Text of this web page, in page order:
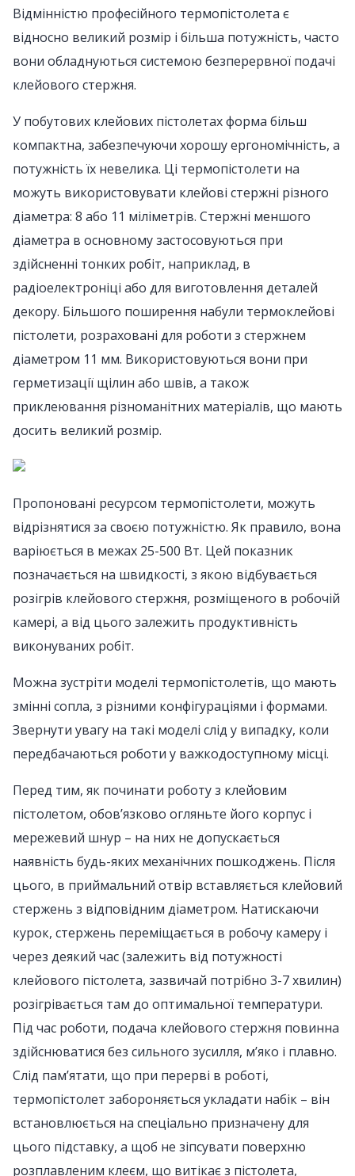
Відмінністю професійного термопістолета є
відносно великий розмір і більша потужність, часто
вони обладнуються системою безперервної подачі
клейового стержня.
У побутових клейових пістолетах форма більш
компактна, забезпечуючи хорошу ергономічність, а
потужність їх невелика. Ці термопістолети на
можуть використовувати клейові стержні різного
діаметра: 8 або 11 міліметрів. Стержні меншого
діаметра в основному застосовуються при
здійсненні тонких робіт, наприклад, в
радіоелектроніці або для виготовлення деталей
декору. Більшого поширення набули термоклейові
пістолети, розраховані для роботи з стержнем
діаметром 11 мм. Використовуються вони при
герметизації щілин або швів, а також
приклеювання різноманітних матеріалів, що мають
досить великий розмір.
Пропоновані ресурсом термопістолети, можуть
відрізнятися за своєю потужністю. Як правило, вона
варіюється в межах 25-500 Вт. Цей показник
позначається на швидкості, з якою відбувається
розігрів клейового стержня, розміщеного в робочій
камері, а від цього залежить продуктивність
виконуваних робіт.
Можна зустріти моделі термопістолетів, що мають
змінні сопла, з різними конфігураціями і формами.
Звернути увагу на такі моделі слід у випадку, коли
передбачаються роботи у важкодоступному місці.
Перед тим, як починати роботу з клейовим
пістолетом, обов’язково огляньте його корпус і
мережевий шнур – на них не допускається
наявність будь-яких механічних пошкоджень. Після
цього, в приймальний отвір вставляється клейовий
стержень з відповідним діаметром. Натискаючи
курок, стержень переміщається в робочу камеру і
через деякий час (залежить від потужності
клейового пістолета, зазвичай потрібно 3-7 хвилин)
розігрівається там до оптимальної температури.
Під час роботи, подача клейового стержня повинна
здійснюватися без сильного зусилля, м’яко і плавно.
Слід пам’ятати, що при перерві в роботі,
термопістолет забороняється укладати набік – він
встановлюється на спеціально призначену для
цього підставку, а щоб не зіпсувати поверхню
розплавленим клеєм, що витікає з пістолета,